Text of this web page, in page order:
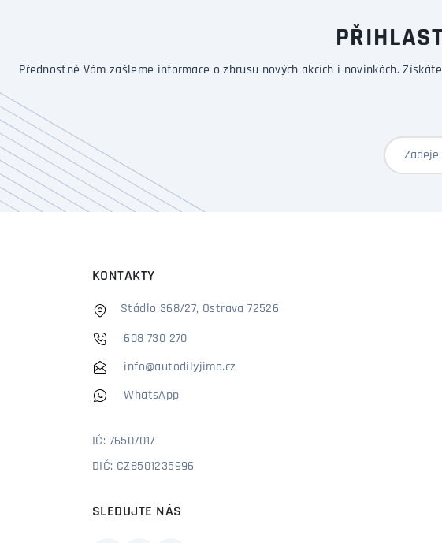
Přednostně Vám zašleme informace o zbrusu nových akcích i novinkách.
KONTAKTY
Stádlo 368/27, Ostrava 72526
608 730 270
info@autodilyjimo.cz
WhatsApp
IČ: 76507017
DIČ: CZ8501235996
SLEDUJTE NÁS